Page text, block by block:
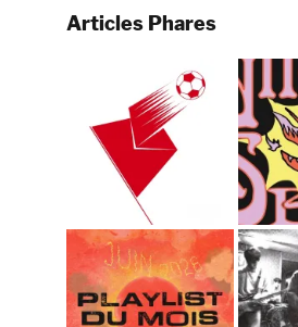
Articles Phares